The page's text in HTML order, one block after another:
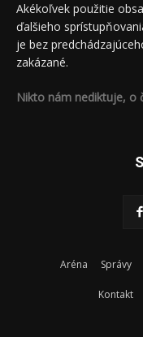
Akékoľvek použitie
ďalšieho
je bez
zakázané.
Nikto nám nediktuje, o
Aréna Správy
Kontakt